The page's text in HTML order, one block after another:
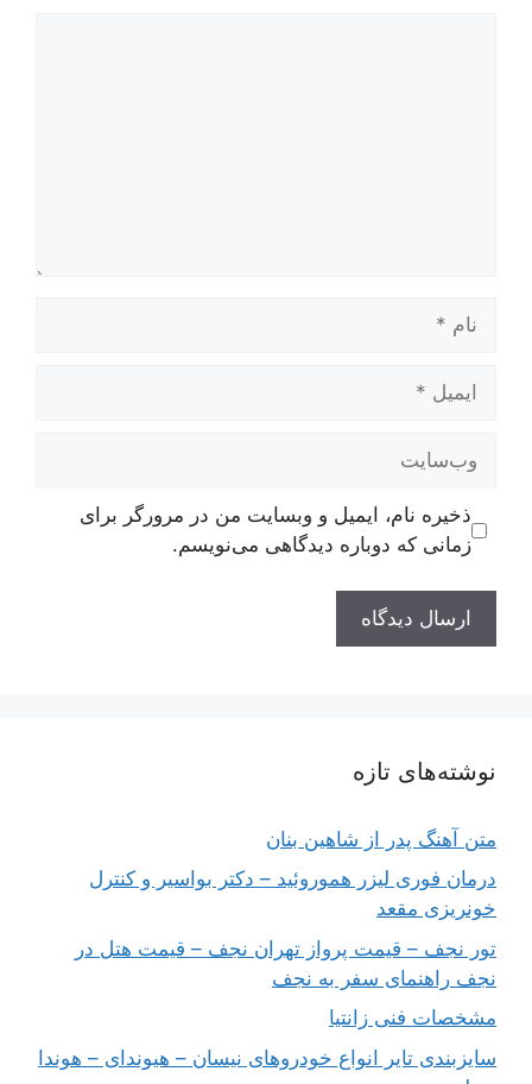
ایمیل
وب‌سایت
ذخیره نام، ایمیل و وبسایت من در مرورگر برای
زمانی که دوباره دیدگاهی می‌نویسم.
نوشته‌های تازه
متن آهنگ پدر از شاهین بنان
درمان فوری لیزر هموروئید – دکتر بواسیر و کنترل
خونریزی مقعد
تور نجف – قیمت پرواز تهران نجف – قیمت هتل در
نجف راهنمای سفر به نجف
مشخصات فنی زانتیا
سایزبندی تایر انواع خودروهای نیسان – هیوندای – هوندا